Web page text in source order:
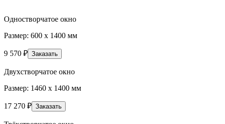
Одностворчатое окно
Размер: 600 х 1400 мм
9 570 ₽ Заказать
Двухстворчатое окно
Размер: 1460 х 1400 мм
17 270 ₽ Заказать